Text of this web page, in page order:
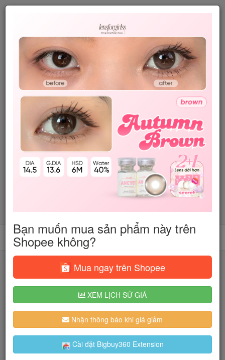
Tìm kiếm
Người dùng đang quan tâm đến 🔥...
Bạn muốn mua sản phẩm này trên
Shopee không?
Mua ngay trên Shopee
XEM LỊCH SỬ GIÁ
Nhận thông báo khi giá giảm
Cài đặt Bigbuy360 Extension